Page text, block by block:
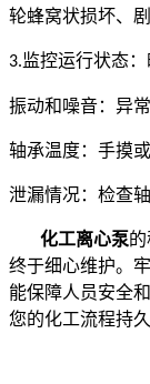
轮蜂窝状损坏、
3.监控运行状态：
振动和噪音：异
轴承温度：手摸
泄漏情况：检查
化工离心泵
终于细心维护。
能保障人员安全
您的化工流程持